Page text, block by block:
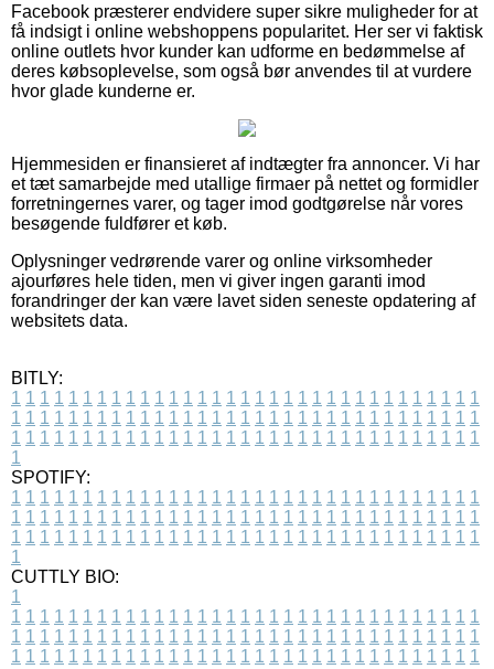
Facebook præsterer endvidere super sikre muligheder for at
få indsigt i online webshoppens popularitet. Her ser vi faktisk
online outlets hvor kunder kan udforme en bedømmelse af
deres købsoplevelse, som også bør anvendes til at vurdere
hvor glade kunderne er.
Hjemmesiden er finansieret af indtægter fra annoncer. Vi har
et tæt samarbejde med utallige firmaer på nettet og formidler
forretningernes varer, og tager imod godtgørelse når vores
besøgende fuldfører et køb.
Oplysninger vedrørende varer og online virksomheder
ajourføres hele tiden, men vi giver ingen garanti imod
forandringer der kan være lavet siden seneste opdatering af
websitets data.
BITLY:
1 1 1 1 1 1 1 1 1 1 1 1 1 1 1 1 1 1 1 1 1 1 1 1 1 1 1 1 1 1 1 1 1
1 1 1 1 1 1 1 1 1 1 1 1 1 1 1 1 1 1 1 1 1 1 1 1 1 1 1 1 1 1 1 1 1
1 1 1 1 1 1 1 1 1 1 1 1 1 1 1 1 1 1 1 1 1 1 1 1 1 1 1 1 1 1 1 1 1
1
SPOTIFY:
1 1 1 1 1 1 1 1 1 1 1 1 1 1 1 1 1 1 1 1 1 1 1 1 1 1 1 1 1 1 1 1 1
1 1 1 1 1 1 1 1 1 1 1 1 1 1 1 1 1 1 1 1 1 1 1 1 1 1 1 1 1 1 1 1 1
1 1 1 1 1 1 1 1 1 1 1 1 1 1 1 1 1 1 1 1 1 1 1 1 1 1 1 1 1 1 1 1 1
1
CUTTLY BIO:
1
1 1 1 1 1 1 1 1 1 1 1 1 1 1 1 1 1 1 1 1 1 1 1 1 1 1 1 1 1 1 1 1 1
1 1 1 1 1 1 1 1 1 1 1 1 1 1 1 1 1 1 1 1 1 1 1 1 1 1 1 1 1 1 1 1 1
1 1 1 1 1 1 1 1 1 1 1 1 1 1 1 1 1 1 1 1 1 1 1 1 1 1 1 1 1 1 1 1 1